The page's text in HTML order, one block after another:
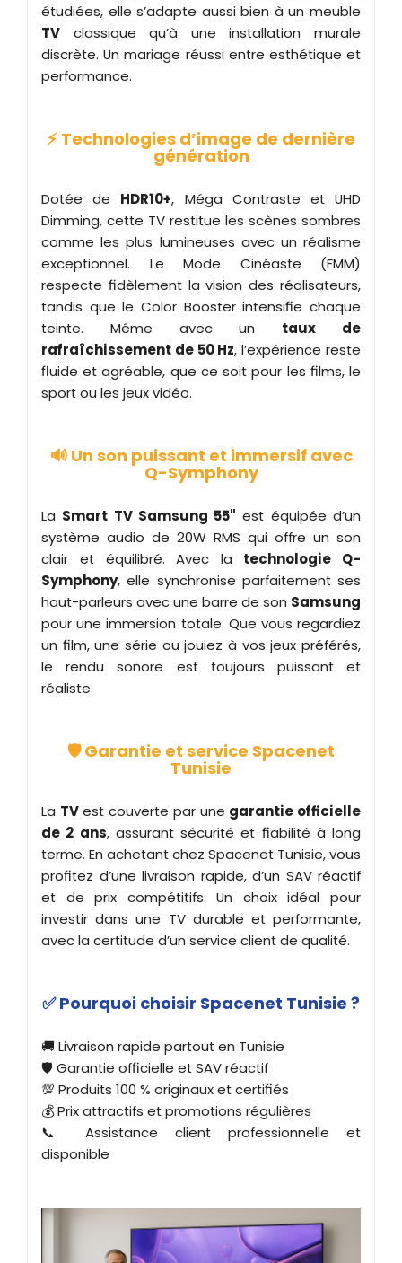
étudiées, elle s’adapte aussi bien à un meuble
TV classique qu’à une installation murale
discrète. Un mariage réussi entre esthétique et
performance.
⚡ Technologies d’image de dernière
génération
Dotée de HDR10+, Méga Contraste et UHD
Dimming, cette TV restitue les scènes sombres
comme les plus lumineuses avec un réalisme
exceptionnel. Le Mode Cinéaste (FMM)
respecte fidèlement la vision des réalisateurs,
tandis que le Color Booster intensifie chaque
teinte. Même avec un taux de
rafraîchissement de 50 Hz, l’expérience reste
fluide et agréable, que ce soit pour les films, le
sport ou les jeux vidéo.
🔊 Un son puissant et immersif avec
Q-Symphony
La Smart TV Samsung 55" est équipée d’un
système audio de 20W RMS qui offre un son
clair et équilibré. Avec la technologie Q-
Symphony, elle synchronise parfaitement ses
haut-parleurs avec une barre de son Samsung
pour une immersion totale. Que vous regardiez
un film, une série ou jouiez à vos jeux préférés,
le rendu sonore est toujours puissant et
réaliste.
🛡️ Garantie et service Spacenet
Tunisie
La TVest couverte par une garantie officielle
de 2 ans, assurant sécurité et fiabilité à long
terme. En achetant chez Spacenet Tunisie, vous
profitez d’une livraison rapide, d’un SAV réactif
et de prix compétitifs. Un choix idéal pour
investir dans une TV durable et performante,
avec la certitude d’un service client de qualité.
✅ Pourquoi choisir Spacenet Tunisie ?
🚚 Livraison rapide partout en Tunisie
🛡️ Garantie officielle et SAV réactif
💯 Produits 100 % originaux et certifiés
💰 Prix attractifs et promotions régulières
📞 Assistance client professionnelle et
disponible